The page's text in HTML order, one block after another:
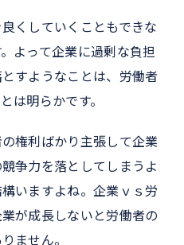
くしていくこともできな
よって企業に過剰な負担
すようなことは、労働者
は明らかです。
権利ばかり主張して企業
争力を落としてしまうよ
いますよね。企業ｖｓ労
が成長しないと労働者の
ません。